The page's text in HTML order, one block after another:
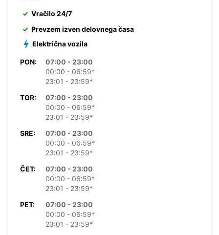
Vračilo 24/7
Prevzem izven delovnega časa
Električna vozila
PON:
07:00 - 23:00
00:00 - 06:59*
23:01 - 23:59*
TOR:
07:00 - 23:00
00:00 - 06:59*
23:01 - 23:59*
SRE:
07:00 - 23:00
00:00 - 06:59*
23:01 - 23:59*
ČET:
07:00 - 23:00
00:00 - 06:59*
23:01 - 23:59*
PET:
07:00 - 23:00
00:00 - 06:59*
23:01 - 23:59*